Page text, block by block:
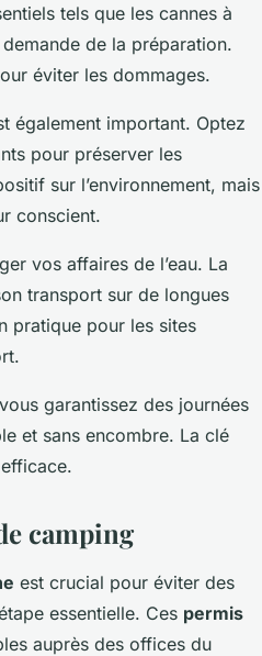
tels que les cannes à
de la préparation.
éviter les dommages.
également important. Optez
pour préserver les
sur l’environnement, mais
conscient.
vos affaires de l’eau. La
transport sur de longues
pratique pour les sites
garantissez des journées
et sans encombre. La clé
camping
est crucial pour éviter des
essentielle. Ces permis
auprès des offices du